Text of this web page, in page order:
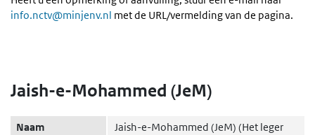
info.nctv@minjenv.nl met de URL/vermelding van de pagina.
Jaish-e-Mohammed (JeM)
Naam
Jaish-e-Mohammed (JeM) (Het leger